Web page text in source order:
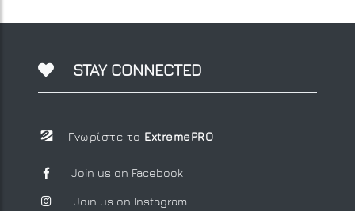
STAY CONNECTED
Γνωρίστε το ExtremePRO
Join us on Facebook
Join us on Instagram